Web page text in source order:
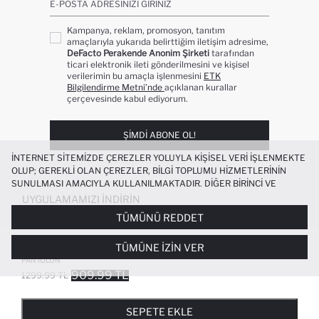
BAGGY FIT ÇIFT CEPLI NORMAL BEL
STANDART BOY AKIŞKAN KUMAŞ
PANTOLON
1299.99 TL 909.99 TL
SEPETE EKLE
E-POSTA ADRESINIZI GIRINIZ
Kampanya, reklam, promosyon, tanıtım
amaçlarıyla yukarıda belirttiğim iletişim adresime,
DeFacto Perakende Anonim Şirketi tarafından
ticari elektronik ileti gönderilmesini ve kişisel
verilerimin bu amaçla işlenmesini ETK
Bilgilendirme Metni’nde açıklanan kurallar
çerçevesinde kabul ediyorum.
ŞIMDI ABONE OL!
UYGULAMAMIZI İNDIRIN
POPÜLER KATEGORILER
KADIN BEYAZ TIŞÖRT
İNTERNET SITEMIZDE ÇEREZLER YOLUYLA KIŞISEL VERI IŞLENMEKTE
OLUP; GEREKLI OLAN ÇEREZLER, BILGI TOPLUMU HIZMETLERININ
SUNULMASI AMACIYLA KULLANILMAKTADIR. DIĞER BIRINCI VE
ÜÇÜNCÜ TARAF ÇEREZLER ISE SIZE DAHA IYI BIR ALIŞVERIŞ
DENEYIMI SUNULABILMESI, SITEMIZIN DAHA IŞLEVSEL KILINMASI VE
KIŞISELLEŞTIRMESI VE AÇIK RIZA VERMENIZ HALINDE, SIZLERE
YÖNELIK PAZARLAMA FAALIYETLERININ YAPILMASI AMAÇLARIYLA
SINIRLI OLARAK KULLANILACAKTIR. ÇEREZLERE DAIR TERCIHLERINIZI
ÇEREZ TERCIHLERIPANELI ARACILIĞIYLA HER ZAMAN YÖNETEBILIR,
ÇEREZLERLE ILGILI DAHA DETAYLI BILGIYE
TÜMÜNÜ REDDET
TÜMÜNE İZIN VER